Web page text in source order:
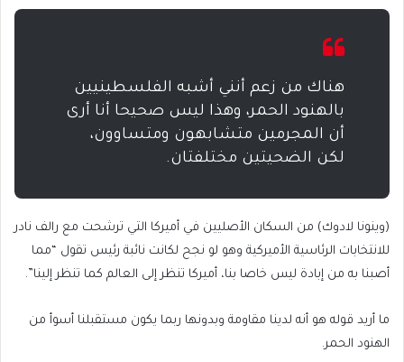
هناك من زعم أنني أشبه الفلسطينيين
بالهنود الحمر، وهذا ليس صحيحا أنا أرى
أن المجرمين متشابهون ومتساوون،
لكن الضحيتين مختلفتان.
(وينونا لادوك) من السكان الأصليين في أميركا التي ترشحت مع رالف نادر
للانتخابات الرئاسية الأميركية وهو لو نجح لكانت نائبة رئيس تقول “مما
أصبنا به من إبادة ليس خاصا بنا، أميركا تنظر إلى العالم كما تنظر إلينا”.
ما أريد قوله هو أنه لدينا مقاومة وبدونها ربما يكون مستقبلنا أسوأ من
الهنود الحمر.